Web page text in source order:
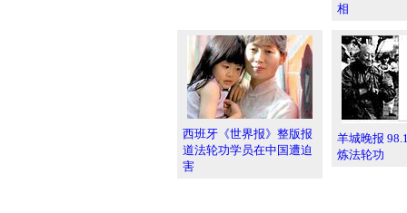
相
西班牙《世界报》整版报
道法轮功学员在中国遭迫
害
羊城晚报
炼法轮功